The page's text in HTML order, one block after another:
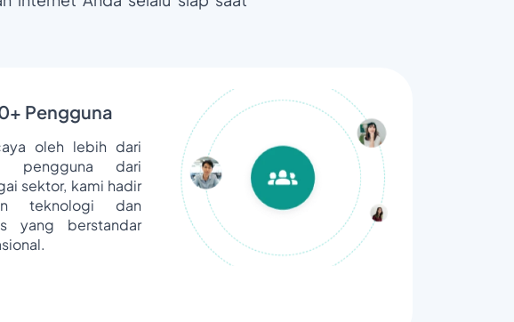
Pengguna
oleh lebih dari
pengguna dari
sektor, kami hadir
teknologi dan
yang berstandar